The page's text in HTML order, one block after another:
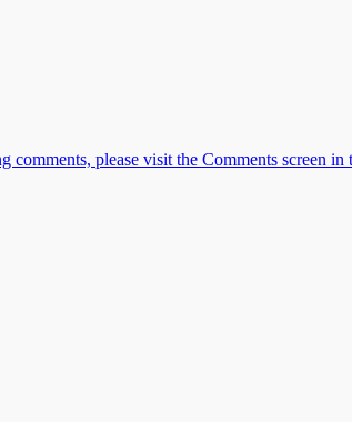
please visit the Comments screen